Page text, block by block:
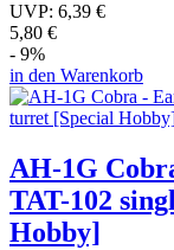
UVP: 6,39 €
5,80 €
- 9%
in den Warenkorb
AH-1G
TAT-102
Hobby]